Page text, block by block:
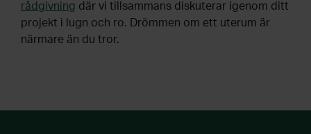
rådgivning där vi tillsammans diskuterar igenom ditt
projekt i lugn och ro. Drömmen om ett uterum är
närmare än du tror.